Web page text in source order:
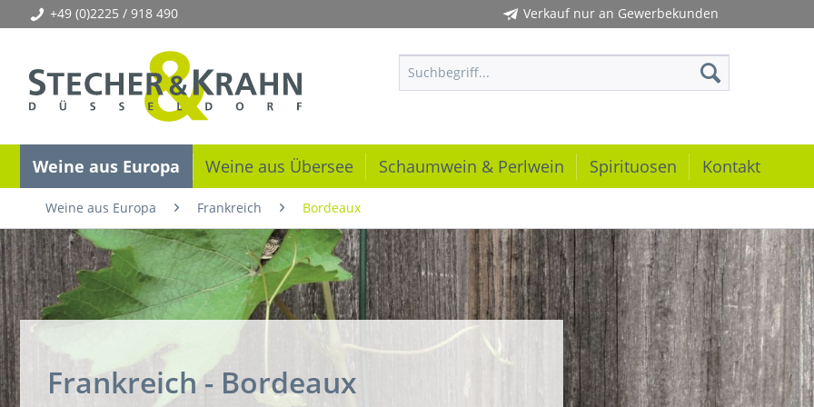
+49 (0)2225 / 918 490 Verkauf nur an Gewerbekunden
Weine aus Europa Weine aus Übersee Schaumwein & Perlwein Spirituosen Kontakt
Weine aus Europa Frankreich Bordeaux
Frankreich - Bordeaux